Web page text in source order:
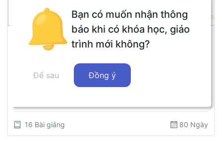
Phạm Thị Thùy Linh
Linh - 16 bài giảng
52Học viên đã đăng ký
16 Bài giảng 80 Ngày
Bạn có muốn nhận thông
báo khi có khóa học, giáo
trình mới không?
Để sau Đồng ý